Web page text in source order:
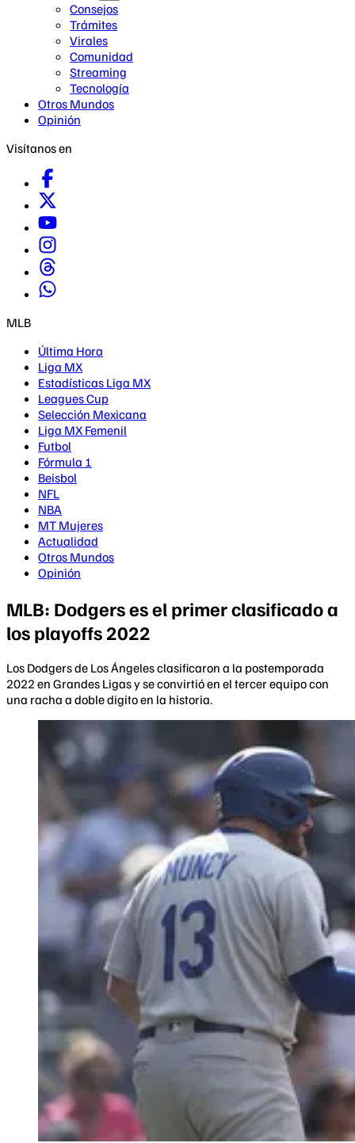
Consejos
Trámites
Virales
Comunidad
Streaming
Tecnología
Otros Mundos
Opinión
Visítanos en
MLB
Última Hora
Liga MX
Estadísticas Liga MX
Leagues Cup
Selección Mexicana
Liga MX Femenil
Futbol
Fórmula 1
Beisbol
NFL
NBA
MT Mujeres
Actualidad
Otros Mundos
Opinión
MLB: Dodgers es el primer clasificado a
los playoffs 2022
Los Dodgers de Los Ángeles clasificaron a la postemporada
2022 en Grandes Ligas y se convirtió en el tercer equipo con
una racha a doble digito en la historia.